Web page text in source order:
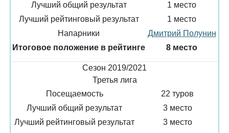
Лучший общий результат
1 место
Лучший рейтинговый результат
1 место
Напарники
Дмитрий Полунин
Итоговое положение в рейтинге
8 место
Сезон 2019/2021
Третья лига
Посещаемость
22 туров
Лучший общий результат
3 место
Лучший рейтинговый результат
3 место